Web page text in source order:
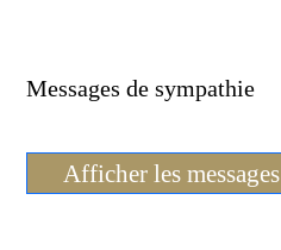
Messages de sympathie
Afficher les messages